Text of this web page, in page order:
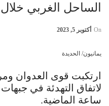
الساحل الغربي خلال الـ24 ساعة
On أكتوبر 5, 2023
يمانيون/ الحديدة
ساعة الماضية.